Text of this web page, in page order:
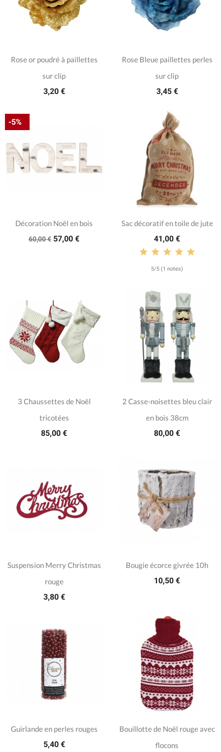
Rose or poudré à paillettes
sur clip
3,20 €
Rose Bleue paillettes perles
sur clip
3,45 €
Décoration Noël en bois
60,00 € 57,00 €
-5%
Sac décoratif en toile de jute
41,00 €
5/5 (1 notes)
3 Chaussettes de Noël
tricotées
85,00 €
2 Casse-noisettes bleu clair
en bois 38cm
80,00 €
Suspension Merry Christmas
rouge
3,80 €
Bougie écorce givrée 10h
10,50 €
Guirlande en perles rouges
5,40 €
Bouillotte de Noël rouge avec
flocons